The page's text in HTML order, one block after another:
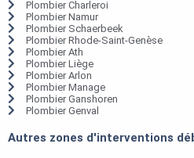
Plombier Charleroi
Plombier Namur
Plombier Schaerbeek
Plombier Rhode-Saint-Genèse
Plombier Ath
Plombier Liège
Plombier Arlon
Plombier Manage
Plombier Ganshoren
Plombier Genval
Autres zones d'interventions